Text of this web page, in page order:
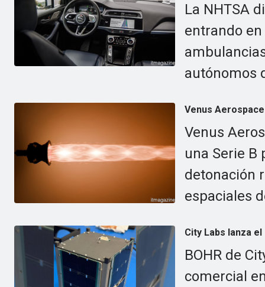
La NHTSA
entrando
autónomos
Venus
Venus
una Serie B
detonación
espaciales
City Labs lanza
BOHR de
comercial